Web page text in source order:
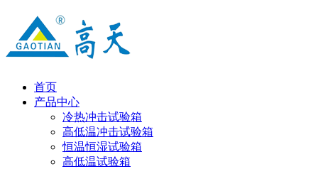
首页
产品中心
冷热冲击试验箱
高低温冲击试验箱
恒温恒湿试验箱
高低温试验箱